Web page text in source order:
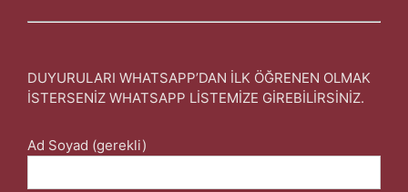
DUYURULARI WHATSAPP’DAN İLK ÖĞRENEN OLMAK
İSTERSENİZ WHATSAPP LİSTEMİZE GİREBİLİRSİNİZ.
Ad Soyad (gerekli)